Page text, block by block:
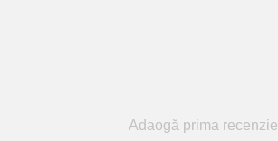
Adaogă prima recenzie